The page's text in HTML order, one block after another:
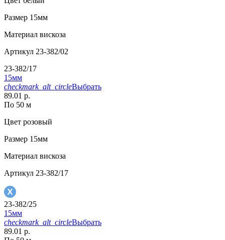
Размер 15мм
Материал вискоза
Артикул 23-382/02
23-382/17
15мм
checkmark_alt_circleВыбрать
89.01 р.
По 50 м
Цвет розовый
Размер 15мм
Материал вискоза
Артикул 23-382/17
23-382/25
15мм
checkmark_alt_circleВыбрать
89.01 р.